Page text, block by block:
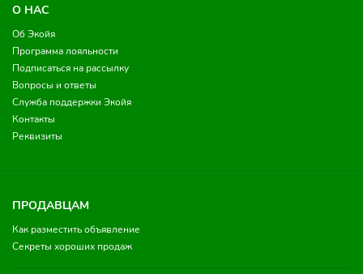
О НАС
Об Экойя
Программа лояльности
Подписаться на рассылку
Вопросы и ответы
Служба поддержки Экойя
Контакты
Реквизиты
ПРОДАВЦАМ
Как разместить объявление
Секреты хороших продаж